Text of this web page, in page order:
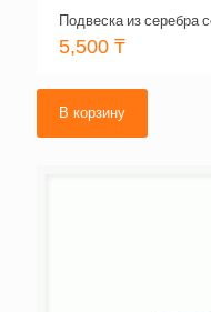
Подвеска из серебра
5,500 ₸
В корзину